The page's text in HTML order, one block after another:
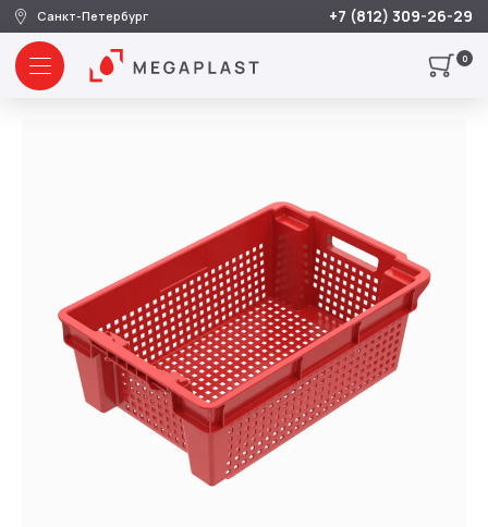
Санкт-Петербург +7 (812) 309-26-29
0